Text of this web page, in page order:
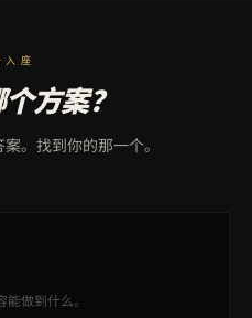
入座
方案？
。找到你的那一个。
做到什么。